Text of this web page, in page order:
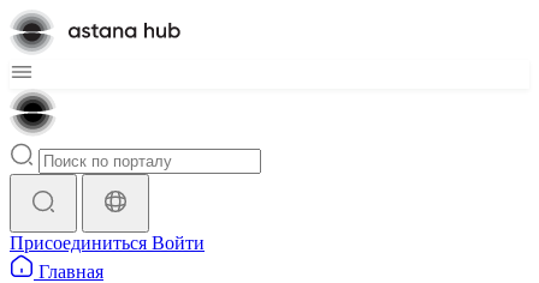
Присоединиться Войти
Главная